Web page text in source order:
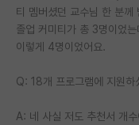
티 멤버셨던 교수님 한 분께
졸업 커미티가 총 3명이었
이렇게 4명이었어요.
Q: 18개 프로그램에 지원하
A: 네 사실 저도 추천서 개